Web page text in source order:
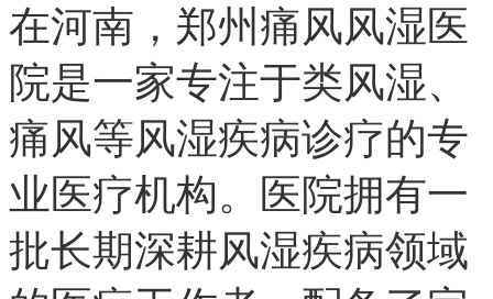
在河南，郑州痛风风湿医
院是一家专注于类风湿、
痛风等风湿疾病诊疗的专
业医疗机构。医院拥有一
批长期深耕风湿疾病领域